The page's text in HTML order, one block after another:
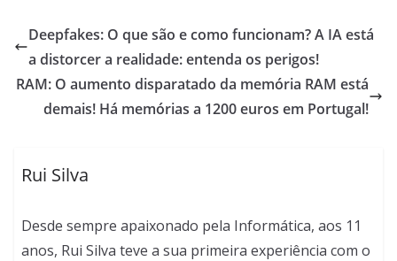
Deepfakes: O que são e como funcionam? A IA está
a distorcer a realidade: entenda os perigos!
RAM: O aumento disparatado da memória RAM está
demais! Há memórias a 1200 euros em Portugal!
Rui Silva
Desde sempre apaixonado pela Informática, aos 11
anos, Rui Silva teve a sua primeira experiência com o